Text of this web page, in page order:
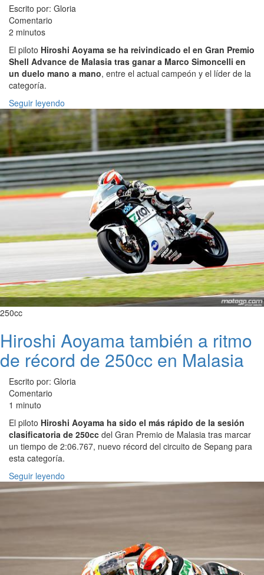
Escrito por: Gloria
Comentario
2 minutos
El piloto Hiroshi Aoyama se ha reivindicado el en Gran Premio
Shell Advance de Malasia tras ganar a Marco Simoncelli en
un duelo mano a mano, entre el actual campeón y el líder de la
categoría.
Seguir leyendo
250cc
Hiroshi Aoyama también a ritmo
de récord de 250cc en Malasia
Escrito por: Gloria
Comentario
1 minuto
El piloto Hiroshi Aoyama ha sido el más rápido de la sesión
clasificatoria de 250cc del Gran Premio de Malasia tras marcar
un tiempo de 2:06.767, nuevo récord del circuito de Sepang para
esta categoría.
Seguir leyendo